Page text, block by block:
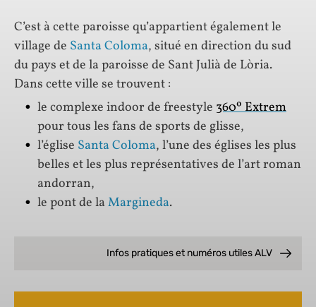
C’est à cette paroisse qu’appartient également le
village de Santa Coloma, situé en direction du sud
du pays et de la paroisse de Sant Julià de Lòria.
Dans cette ville se trouvent :
le complexe indoor de freestyle 360º Extrem
pour tous les fans de sports de glisse,
l’église Santa Coloma, l’une des églises les plus
belles et les plus représentatives de l’art roman
andorran,
le pont de la Margineda.
Infos pratiques et numéros utiles ALV